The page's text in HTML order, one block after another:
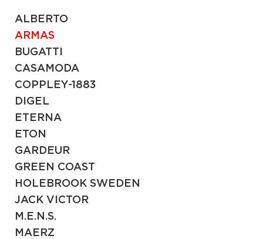
ALBERTO
ARMAS
BUGATTI
CASAMODA
COPPLEY-1883
DIGEL
ETERNA
ETON
GARDEUR
GREEN COAST
HOLEBROOK SWEDEN
JACK VICTOR
M.E.N.S.
MAERZ